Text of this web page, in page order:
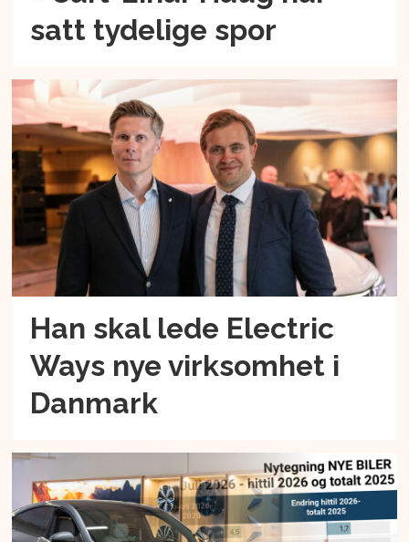
satt tydelige spor
Han skal lede Electric
Ways nye virksomhet i
Danmark